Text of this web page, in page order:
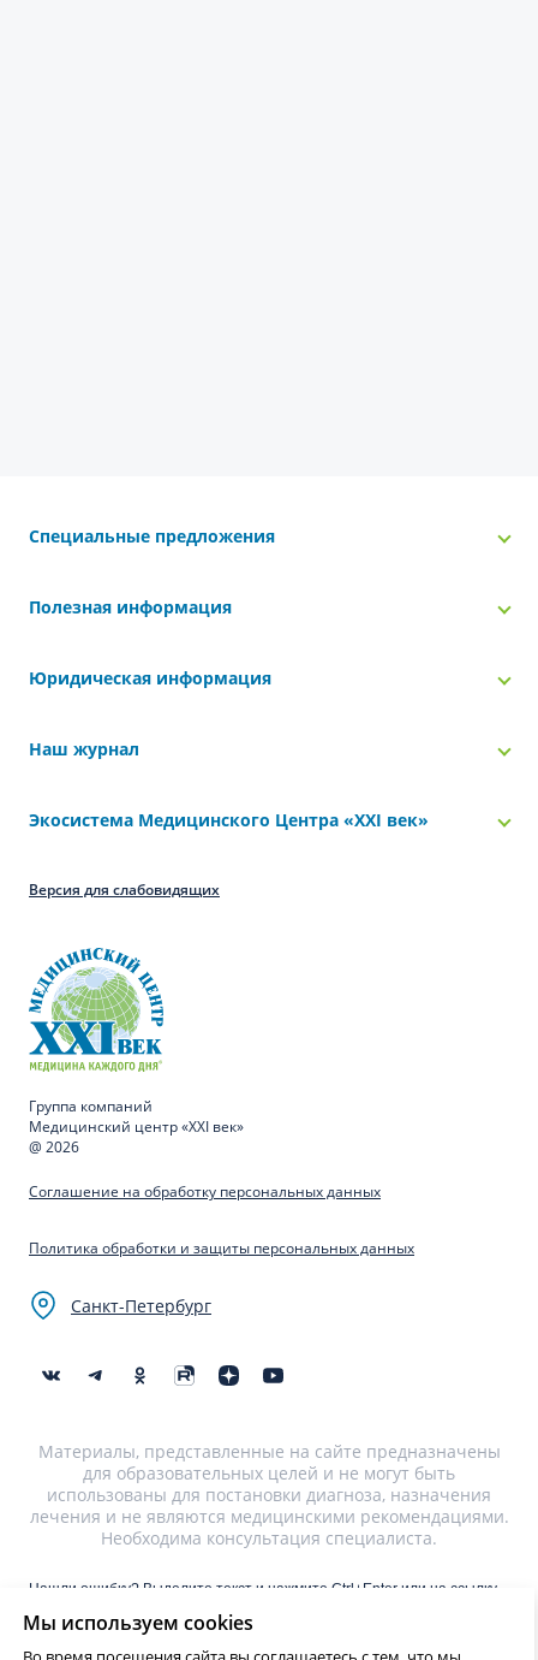
Специальные предложения
Полезная информация
Юридическая информация
Наш журнал
Экосистема Медицинского Центра «‎XXI век»
Версия для слабовидящих
Группа компаний
Медицинский центр «XXI век»
@ 2026
Соглашение на обработку персональных данных
Политика обработки и защиты персональных данных
Санкт-Петербург
Материалы, представленные на сайте предназначены
для образовательных целей и не могут быть
использованы для постановки диагноза, назначения
лечения и не являются медицинскими рекомендациями.
Необходима консультация специалиста.
Нашли ошибку? Выделите текст и нажмите Ctrl+Enter или на ссылку
Мы используем cookies